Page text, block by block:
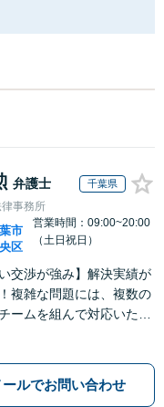
弁護士 千葉県
事務所
市
区
営業時間：09:00~20:00
（土日祝日）
い交渉が強み】解決実績が
複雑な問題には、複数の
ームを組んで対応いたし
を軽減します。まずはお
談ください。
ールでお問い合わせ